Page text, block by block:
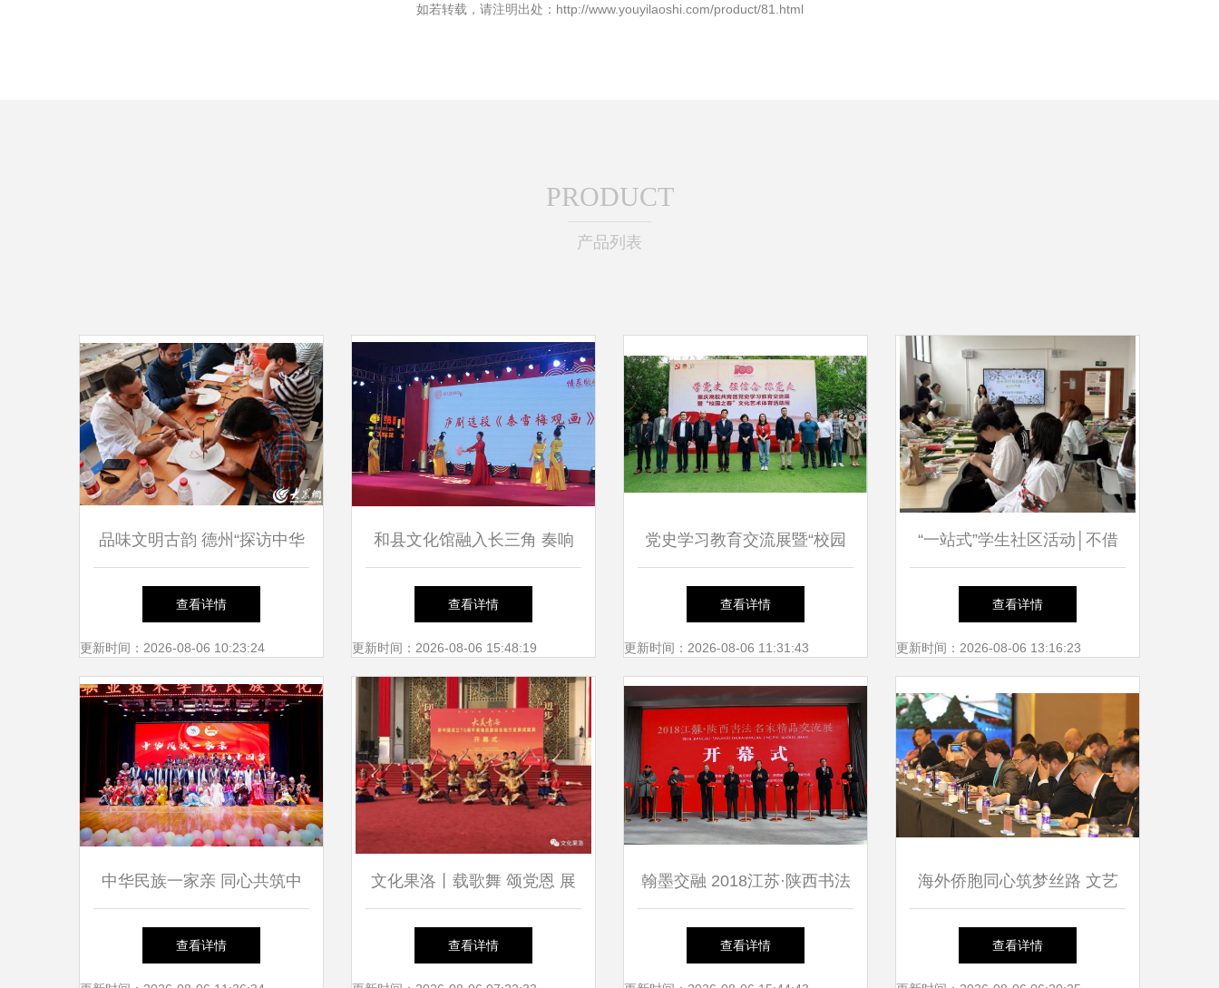
如若转载，请注明出处：http://www.youyilaoshi.com/product/81.html
PRODUCT
产品列表
品味文明古韵 德州“探访中华
文化魅力行”开启文化艺术交
流新篇章
查看详情
更新时间：2026-08-06 10:23:24
和县文化馆融入长三角 奏响
宁马文化交流 合奏曲
查看详情
更新时间：2026-08-06 15:48:19
党史学习教育交流展暨“校园
之春”文化艺术展在移通学院
圆满举办——深化党史学习，
共筑文化新篇章
查看详情
更新时间：2026-08-06 11:31:43
“一站式”学生社区活动│不借
谁的光，做自己的花——音乐
学院扭扭棒花艺心理疗愈活动
圆满落幕
查看详情
更新时间：2026-08-06 13:16:23
中华民族一家亲 同心共筑中
国梦——恩施职业技术学院民
查看详情
文化果洛丨载歌舞 颂党恩 展
幸福
查看详情
翰墨交融 2018江苏·陕西书法
名家精品交流展在江苏省现代
查看详情
海外侨胞同心筑梦丝路 文艺
盛宴点亮古都西安
查看详情